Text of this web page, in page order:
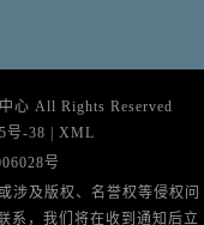
心 All Rights Reserved
号-38
XML
号
涉及版权、名誉权等侵权问
系，我们将在收到通知后立